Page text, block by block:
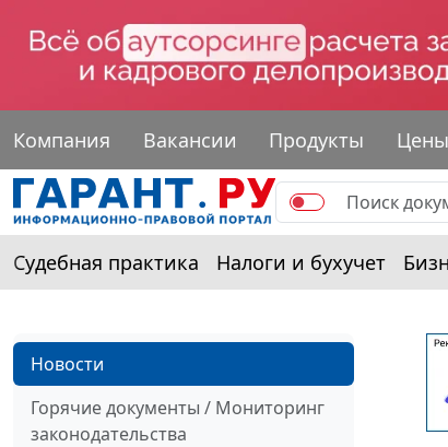
Компания Вакансии Продукты Цены
Судебная практика Налоги и бухучет
Новости
Горячие документы / Мониторинг
законодательства